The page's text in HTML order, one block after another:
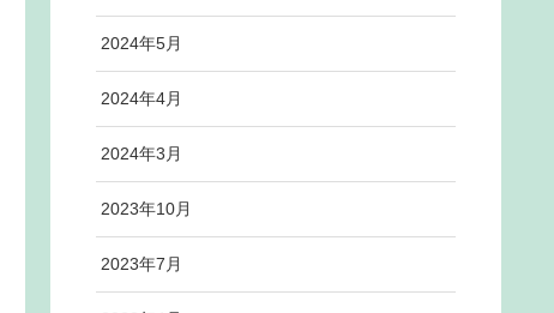
2024年5月
2024年4月
2024年3月
2023年10月
2023年7月